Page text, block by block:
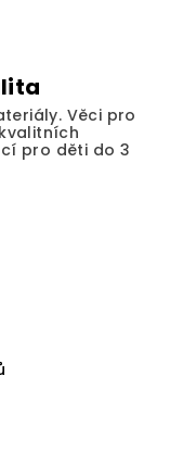
Věci pro
pro děti do 3